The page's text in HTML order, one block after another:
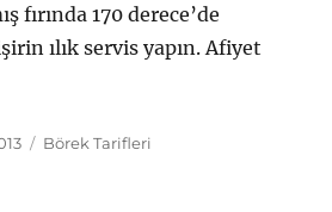
fırında 170 derece’de
ılık servis yapın. Afiyet
Kategoriler
Börek Tarifleri